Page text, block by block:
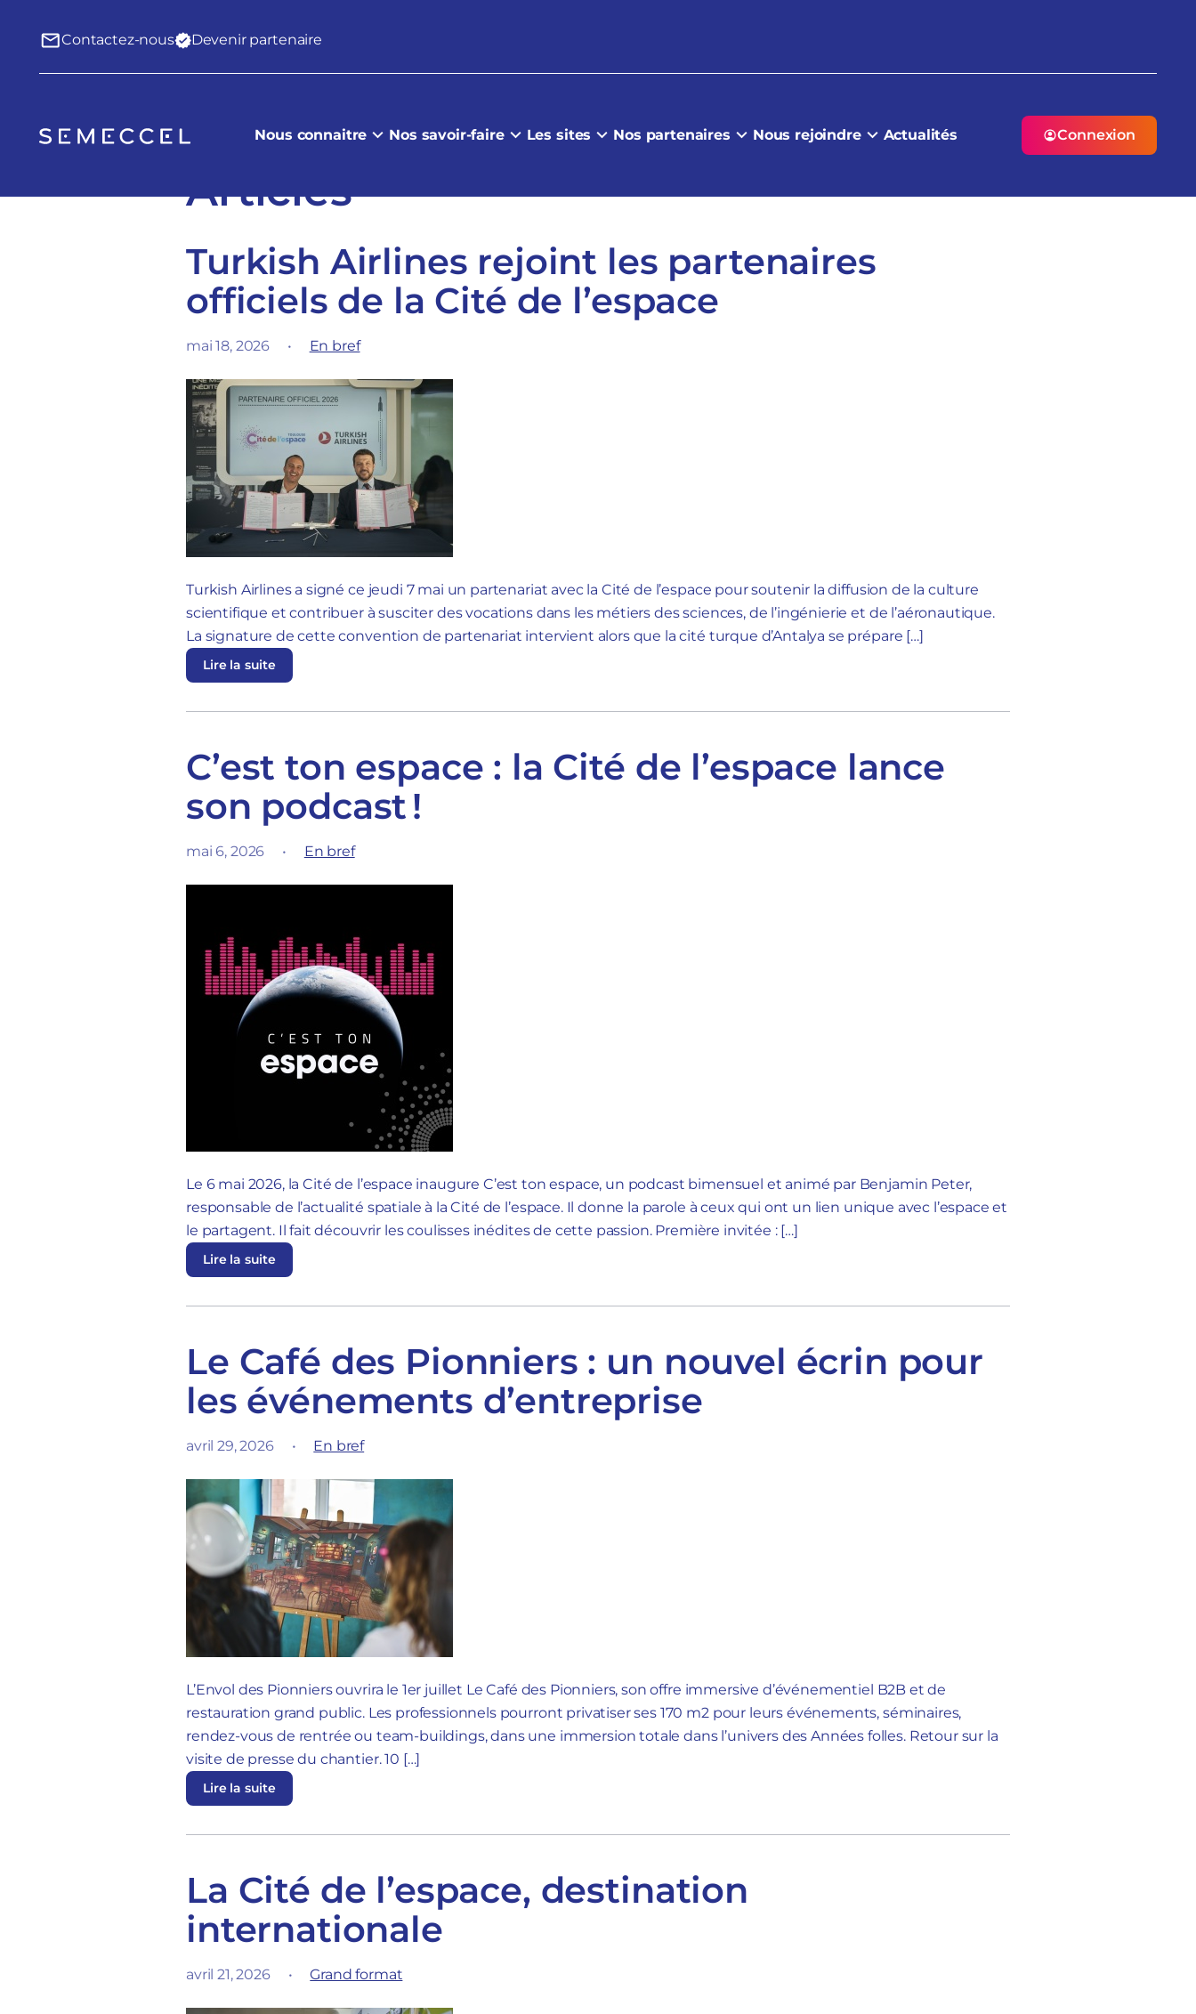
Contactez-nous Devenir partenaire
Nous connaitre Nos savoir-faire Les sites Nos partenaires Nous rejoindre Actualités Connexion
Articles
Turkish Airlines rejoint les partenaires
officiels de la Cité de l’espace
mai 18, 2026 • En bref
Turkish Airlines a signé ce jeudi 7 mai un partenariat avec la Cité de l’espace pour soutenir la diffusion de la culture
scientifique et contribuer à susciter des vocations dans les métiers des sciences, de l’ingénierie et de l’aéronautique.
La signature de cette convention de partenariat intervient alors que la cité turque d’Antalya se prépare […]
Lire la suite
C’est ton espace : la Cité de l’espace lance
son podcast !
mai 6, 2026 • En bref
Le 6 mai 2026, la Cité de l’espace inaugure C’est ton espace, un podcast bimensuel et animé par Benjamin Peter,
responsable de l’actualité spatiale à la Cité de l’espace. Il donne la parole à ceux qui ont un lien unique avec l’espace et
le partagent. Il fait découvrir les coulisses inédites de cette passion. Première invitée : […]
Lire la suite
Le Café des Pionniers : un nouvel écrin pour
les événements d’entreprise
avril 29, 2026 • En bref
L’Envol des Pionniers ouvrira le 1er juillet Le Café des Pionniers, son offre immersive d’événementiel B2B et de
restauration grand public. Les professionnels pourront privatiser ses 170 m2 pour leurs événements, séminaires,
rendez-vous de rentrée ou team-buildings, dans une immersion totale dans l’univers des Années folles. Retour sur la
visite de presse du chantier. 10 […]
Lire la suite
La Cité de l’espace, destination
internationale
avril 21, 2026 • Grand format